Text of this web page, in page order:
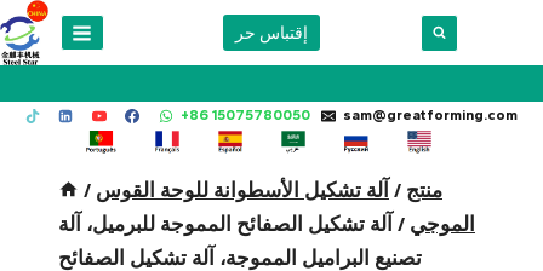
Skip
to
إقتباس حر
+86 15075780050 sam@greatforming.com
/ منتج / آلة تشكيل الأسطوانة للوحة القوس
الموجي / آلة تشكيل الصفائح المموجة للبرميل، آلة
تصنيع البراميل المموجة، آلة تشكيل الصفائح